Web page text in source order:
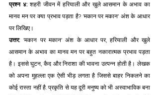
प्रश्न ४: शहरी जीवन में हरियाली और खुले आसमान के अभाव का
मानव मन पर क्या प्रभाव पड़ता है? 'मकान पर मकान' अंश के आधार
पर लिखिए।
उत्तर: 'मकान पर मकान' अंश के आधार पर, हरियाली और खुले
आसमान के अभाव का मानव मन पर बहुत नकारात्मक प्रभाव पड़ता
है। इससे घुटन, कैद और निराशा की भावना उत्पन्न होती है। लेखक
को अपना मुहल्ला एक ऐसी भीड़ लगता है जिससे बाहर निकलने का
कोई रास्ता नहीं है. प्रकृति से यह दूरी मनुष्य को भी अस्वाभाविक बना